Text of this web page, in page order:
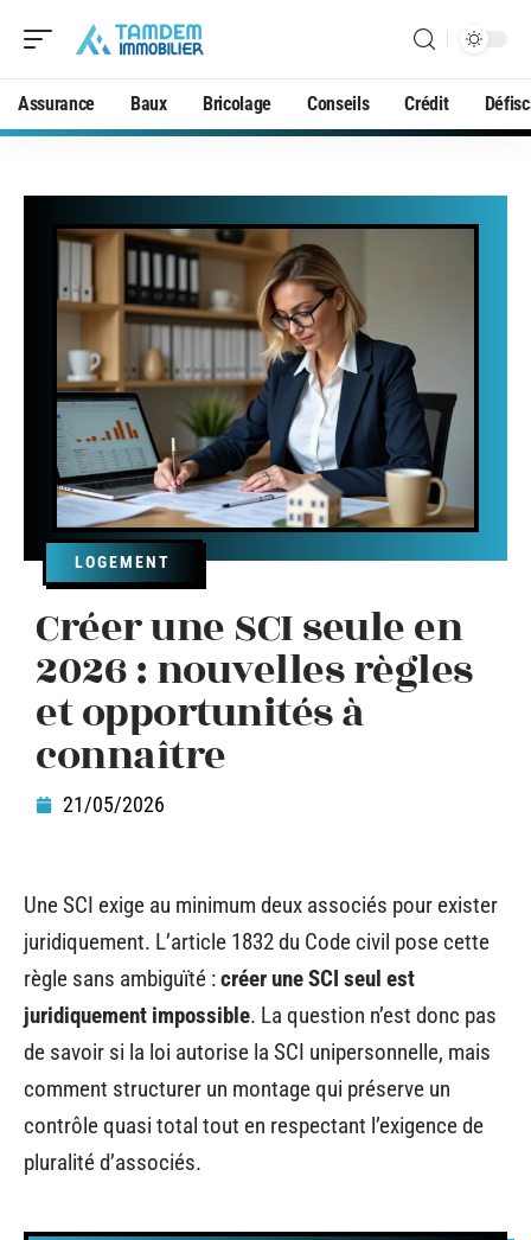
Assurance Baux Bricolage Conseils Crédit
LOGEMENT
Créer une SCI seule en
2026 : nouvelles règles
et opportunités à
connaître
21/05/2026
Une SCI exige au minimum deux associés pour exister
juridiquement. L’article 1832 du Code civil pose cette
règle sans ambiguïté :créer une SCI seul est
juridiquement impossible. La question n’est donc pas
de savoir si la loi autorise la SCI unipersonnelle, mais
comment structurer un montage qui préserve un
contrôle quasi total tout en respectant l’exigence de
pluralité d’associés.